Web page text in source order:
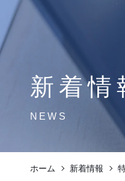
新着情
NEWS
ホーム 新着情報